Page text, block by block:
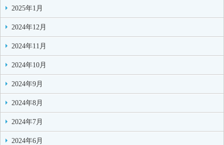
2025年1月
2024年12月
2024年11月
2024年10月
2024年9月
2024年8月
2024年7月
2024年6月